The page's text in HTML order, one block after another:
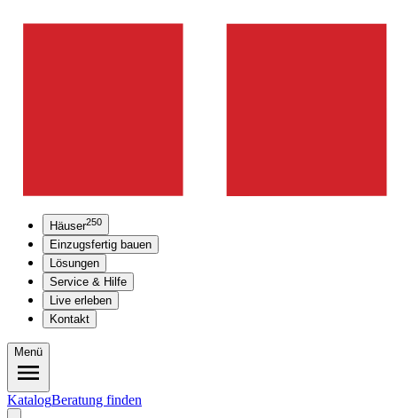
Häuser250
Einzugsfertig bauen
Lösungen
Service & Hilfe
Live erleben
Kontakt
Menü
KatalogBeratung finden